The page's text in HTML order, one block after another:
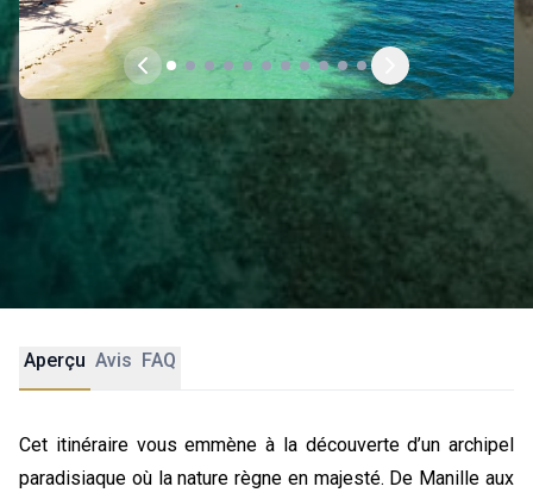
Aperçu Avis FAQ
Cet itinéraire vous emmène à la découverte d’un archipel
paradisiaque où la nature règne en majesté. De Manille aux